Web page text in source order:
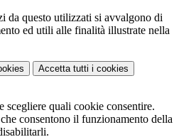
da questo utilizzati si avvalgono di
ed utili alle finalità illustrate nella
Accetta tutti i cookies
scegliere quali cookie consentire.
consentono il funzionamento della